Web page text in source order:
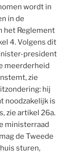
wordt in
in de
het Reglement
4. Volgens dit
president
meerderheid
zie
hij
noodzakelijk is
zie artikel 26a.
ministerraad
de Tweede
sturen,